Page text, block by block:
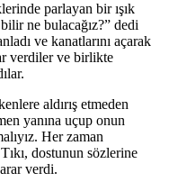
parlayan bir ışık
ne bulacağız?” dedi
ve kanatlarını açarak
verdiler ve birlikte
aldırış etmeden
yanına uçup onun
Her zaman
dostunun sözlerine
verdi.